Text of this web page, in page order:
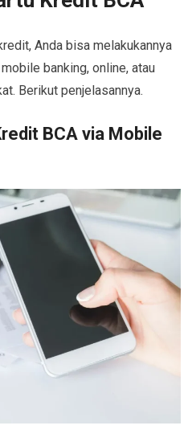
Anda bisa melakukannya
banking, online, atau
Berikut penjelasannya.
BCA via Mobile